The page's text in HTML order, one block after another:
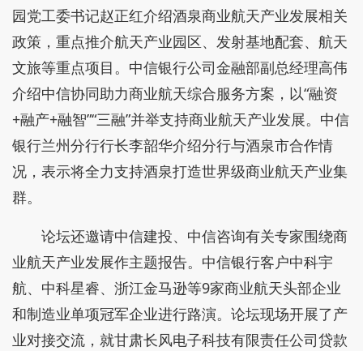
园党工委书记赵正红介绍酒泉商业航天产业发展相关
政策，重点推介航天产业园区、发射基地配套、航天
文旅等重点项目。中信银行公司金融部副总经理高伟
介绍中信协同助力商业航天综合服务方案，以“融资
+融产+融智”“三融”并举支持商业航天产业发展。中信
银行兰州分行行长李韶华介绍分行与酒泉市合作情
况，表示将全力支持酒泉打造世界级商业航天产业集
群。
论坛还邀请中信建投、中信咨询有关专家围绕商
业航天产业发展作主题报告。中信银行客户中科宇
航、中科星睿、浙江金马逊等9家商业航天头部企业
和制造业单项冠军企业进行路演。论坛现场开展了产
业对接交流，就甘肃长风电子科技有限责任公司贷款